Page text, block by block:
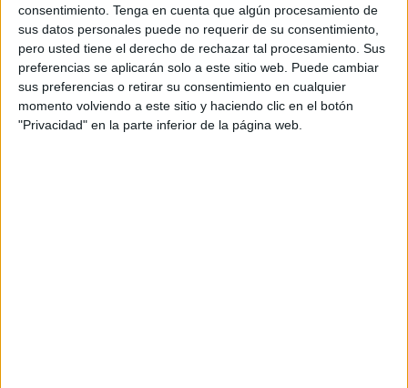
consentimiento. Tenga en cuenta que algún procesamiento de
sus datos personales puede no requerir de su consentimiento,
pero usted tiene el derecho de rechazar tal procesamiento. Sus
preferencias se aplicarán solo a este sitio web. Puede cambiar
sus preferencias o retirar su consentimiento en cualquier
momento volviendo a este sitio y haciendo clic en el botón
"Privacidad" en la parte inferior de la página web.
Un centenar de persones protesta
contra el parc eòlic marí amb una
performance a l’Escala
Un centenar de veïns, ecologistes i activistes contraris al
parc eòlic marí projectat al golf de Roses han protagonitzat